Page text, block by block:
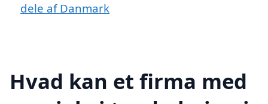
dele af Danmark
Hvad kan et firma med